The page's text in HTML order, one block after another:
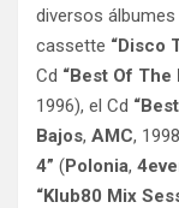
diversos
cassette “Disco
Cd “Best Of The
1996), el Cd
Bajos, AMC,
4” (Polonia,
“Klub80 Mix